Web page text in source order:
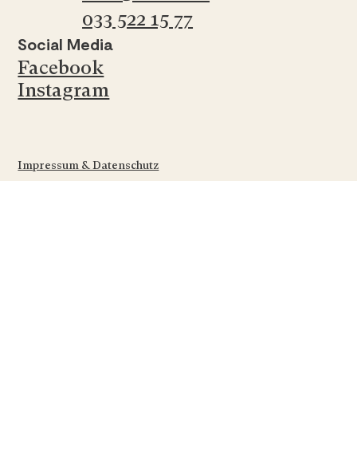
Impressum & Datenschutz
033 522 15 77
Facebook
Instagram
Social Media